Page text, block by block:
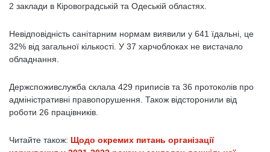
2 заклади в Кіровоградській та Одеській областях.
Невідповідність санітарним нормам виявили у 641 їдальні, це
32% від загальної кількості. У 37 харчоблоках не вистачало
обладнання.
Держспоживслужба склала 429 приписів та 36 протоколів про
адміністративні правопорушення. Також відсторонили від
роботи 26 працівників.
Читайте також: Щодо окремих питань організації